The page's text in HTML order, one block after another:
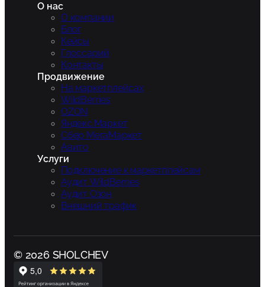
О нас
О компании
Блог
Кейсы
Глоссарий
Контакты
Продвижение
На маркетплейсах
WildBerries
OZON
Яндекс.Маркет
Сбер МегаМаркет
Авито
Услуги
Подключение к маркетплейсам
Аудит WildBerries
Аудит Озон
Внешний трафик
© 2026 SHOLCHEV